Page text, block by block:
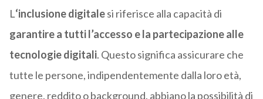
L‘inclusione digitalesi riferisce alla capacità di
garantire a tutti l’accesso e la partecipazione alle
tecnologie digitali. Questo significa assicurare che
tutte le persone, indipendentemente dalla loro età,
genere, reddito o background, abbiano la possibilità di